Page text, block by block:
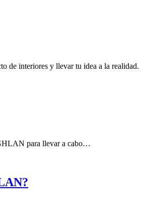
de interiores y llevar tu idea a la realidad.
para llevar a cabo…